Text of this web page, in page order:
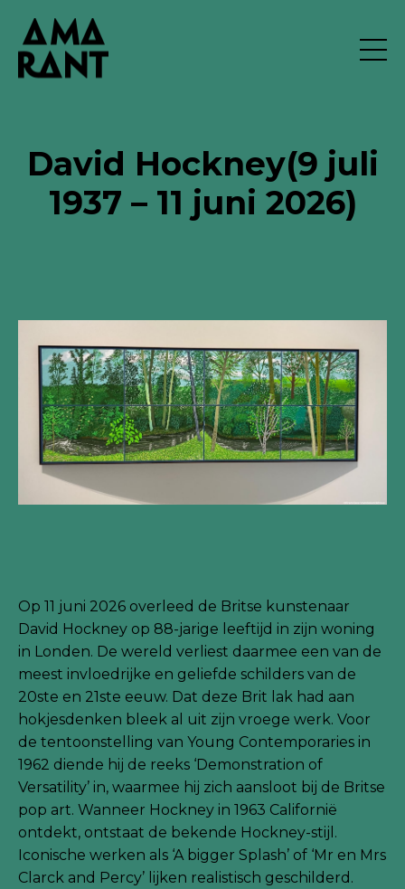
David Hockney(9 juli
1937 – 11 juni 2026)
Op 11 juni 2026 overleed de Britse kunstenaar
David Hockney op 88-jarige leeftijd in zijn woning
in Londen. De wereld verliest daarmee een van de
meest invloedrijke en geliefde schilders van de
20ste en 21ste eeuw. Dat deze Brit lak had aan
hokjesdenken bleek al uit zijn vroege werk. Voor
de tentoonstelling van Young Contemporaries in
1962 diende hij de reeks ‘Demonstration of
Versatility’ in, waarmee hij zich aansloot bij de Britse
pop art. Wanneer Hockney in 1963 Californië
ontdekt, ontstaat de bekende Hockney-stijl.
Iconische werken als ‘A bigger Splash’ of ‘Mr en Mrs
Clarck and Percy’ lijken realistisch geschilderd.